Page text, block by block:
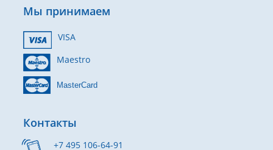
Мы принимаем
VISA
Maestro
MasterCard
Контакты
+7 495 106-64-91